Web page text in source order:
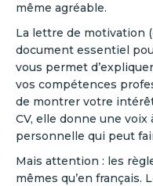
même agréable.
La lettre de motivation
document essentiel
vous permet
vos compétences
de montrer votre
CV, elle donne une
personnelle qui peut
Mais attention : les
mêmes qu’en français.